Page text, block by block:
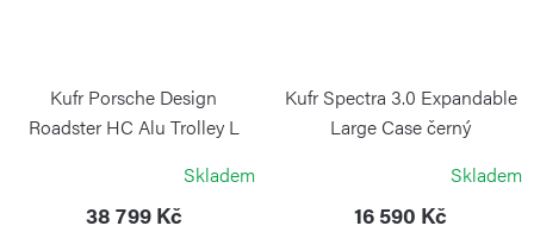
Kufr Porsche Design
Roadster HC Alu Trolley L
PORSCHE DESIGNSkladem
38 799 Kč
Kufr Spectra 3.0 Expandable
Large Case černý
Skladem
16 590 Kč